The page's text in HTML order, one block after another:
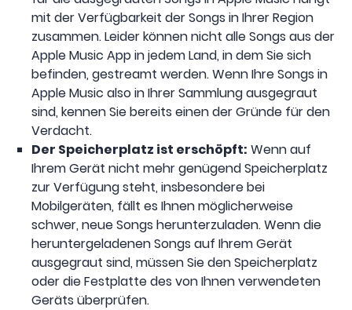
mit der Verfügbarkeit der Songs in Ihrer Region
zusammen. Leider können nicht alle Songs aus der
Apple Music App in jedem Land, in dem Sie sich
befinden, gestreamt werden. Wenn Ihre Songs in
Apple Music also in Ihrer Sammlung ausgegraut
sind, kennen Sie bereits einen der Gründe für den
Verdacht.
Der Speicherplatz ist erschöpft: Wenn auf
Ihrem Gerät nicht mehr genügend Speicherplatz
zur Verfügung steht, insbesondere bei
Mobilgeräten, fällt es Ihnen möglicherweise
schwer, neue Songs herunterzuladen. Wenn die
heruntergeladenen Songs auf Ihrem Gerät
ausgegraut sind, müssen Sie den Speicherplatz
oder die Festplatte des von Ihnen verwendeten
Geräts überprüfen.